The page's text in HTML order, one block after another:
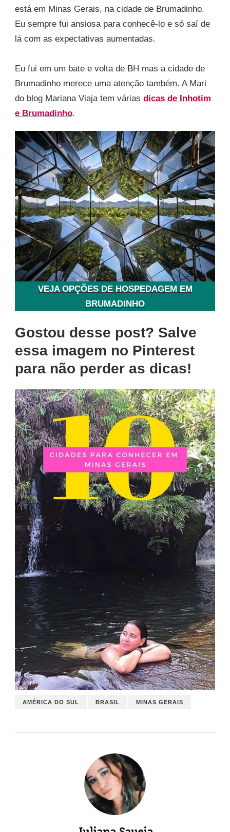
está em Minas Gerais, na cidade de Brumadinho.
Eu sempre fui ansiosa para conhecê-lo e só saí de
lá com as expectativas aumentadas.
Eu fui em um bate e volta de BH mas a cidade de
Brumadinho merece uma atenção também. A Mari
do blog Mariana Viaja tem várias dicas de Inhotim
e Brumadinho.
VEJA OPÇÕES DE HOSPEDAGEM EM
BRUMADINHO
Gostou desse post? Salve
essa imagem no Pinterest
para não perder as dicas!
AMÉRICA DO SUL BRASIL MINAS GERAIS